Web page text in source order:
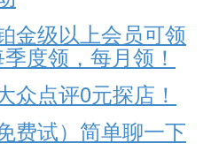
金级以上会员可领
度领，每月领！
众点评0元探店！
费试）简单聊一下